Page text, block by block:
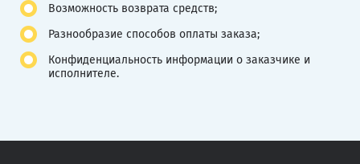
Возможность возврата средств;
Разнообразие способов оплаты заказа;
Конфиденциальность информации о заказчике и
исполнителе.